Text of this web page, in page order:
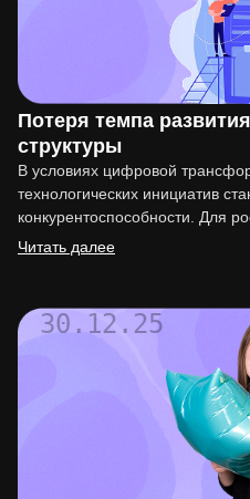
Потеря темпа
структуры
В условиях цифровой
технологических инициатив
конкурентоспособности. Для
перестала быть
Читать далее
30.12.25